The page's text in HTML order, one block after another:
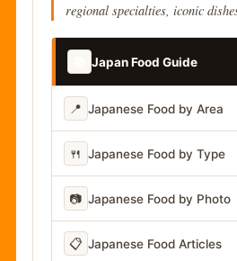
regional specialties, iconic
Japan Food Guide
📍 Japanese Food by Area
🍴 Japanese Food by Type
📷 Japanese Food by Photo
📋 Japanese Food Articles